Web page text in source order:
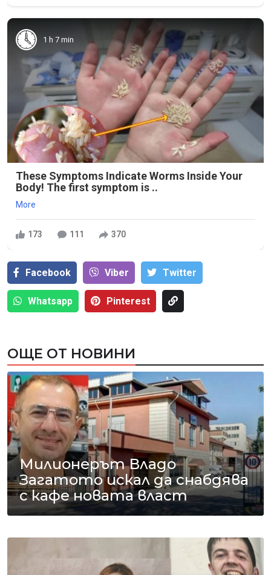
1 h 7 min
These Symptoms Indicate Worms Inside Your
Body! The first symptom is ..
More
173 111 370
Facebook Viber Тwitter
Whatsapp Pinterest
ОЩЕ ОТ НОВИНИ
Милионерът Владо
Загатото искал да снабдява
с кафе новата власт